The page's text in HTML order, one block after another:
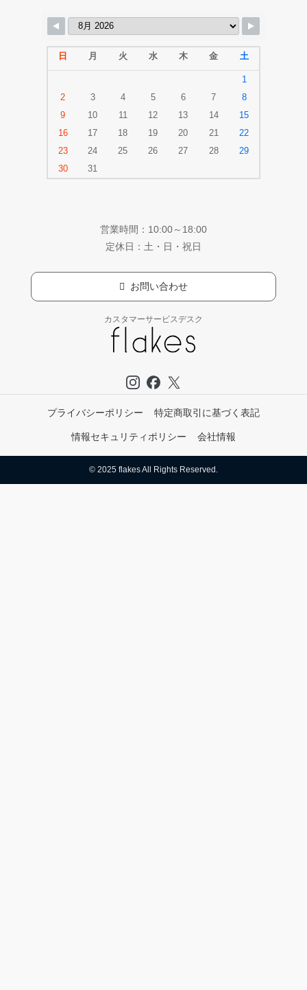
日 月 火 水 木 金 土
1
2
3 4 5 6 7
8
9
10 11 12 13 14
15
16
17 18 19 20 21
22
23
24 25 26 27 28
29
30
31
営業時間：10:00～18:00
定休日：土・日・祝日
お問い合わせ
カスタマーサービスデスク
プライバシーポリシー 特定商取引に基づく表記
情報セキュリティポリシー 会社情報
© 2025 flakes All Rights Reserved.